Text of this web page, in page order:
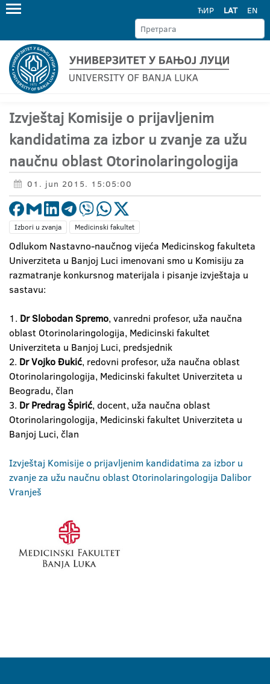
ЋИР LAT EN
Izvještaj Komisije o prijavljenim
kandidatima za izbor u zvanje za užu
naučnu oblast Otorinolaringologija
01. jun 2015. 15:05:00
Izbori u zvanja Medicinski fakultet
Odlukom Nastavno-naučnog vijeća Medicinskog fakulteta
Univerziteta u Banjoj Luci imenovani smo u Komisiju za
razmatranje konkursnog materijala i pisanje izvještaja u
sastavu:
1. Dr Slobodan Spremo, vanredni profesor, uža naučna
oblast Otorinolaringologija, Medicinski fakultet
Univerziteta u Banjoj Luci, predsjednik
2. Dr Vojko Đukić, redovni profesor, uža naučna oblast
Otorinolaringologija, Medicinski fakultet Univerziteta u
Beogradu, član
3. Dr Predrag Špirić, docent, uža naučna oblast
Otorinolaringologija, Medicinski fakultet Univerziteta u
Banjoj Luci, član
Izvještaj Komisije o prijavljenim kandidatima za izbor u
zvanje za užu naučnu oblast Otorinolaringologija Dalibor
Vranješ